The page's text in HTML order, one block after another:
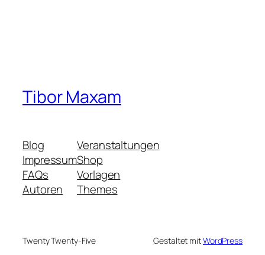
Tibor Maxam
Blog
Impressum
FAQs
Autoren
Veranstaltungen
Shop
Vorlagen
Themes
Twenty Twenty-Five Gestaltet mitWordPress